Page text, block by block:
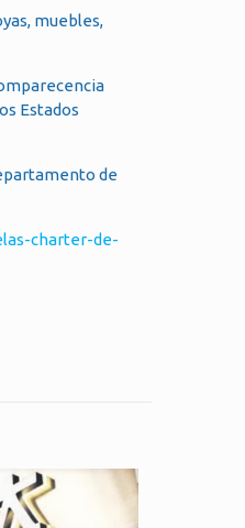
muebles,
Estados
de
charter-de-